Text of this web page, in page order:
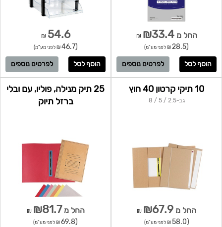
החל מ₪33.4
₪
(28.5 ₪ לפני מע"מ)
לפרטים נוספים
54.6
₪
(46.7 ₪ לפני מע"מ)
לפרטים נוספים
10 תיקי קרטון 40 חוץ
גב-2.5 / 5 / 8
החל מ ₪67.9
₪
(58.0 ₪ לפני מע"מ)
25 תיק מנילה, פוליו, עם ובלי
ברזל תיוק
החל מ₪81.7
₪
(69.8 ₪ לפני מע"מ)